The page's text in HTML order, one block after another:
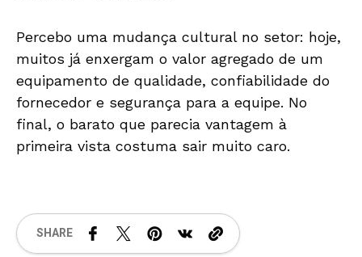
Percebo uma mudança cultural no setor: hoje,
muitos já enxergam o valor agregado de um
equipamento de qualidade, confiabilidade do
fornecedor e segurança para a equipe. No
final, o barato que parecia vantagem à
primeira vista costuma sair muito caro.
SHARE